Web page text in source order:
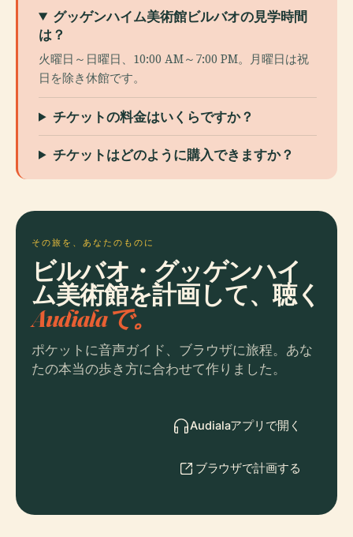
グッゲンハイム美術館ビルバオの見学時間
は？
火曜日～日曜日、10:00 AM～7:00 PM。月曜日は祝
日を除き休館です。
チケットの料金はいくらですか？
チケットはどのように購入できますか？
その旅を、あなたのものに
ビルバオ・グッゲンハイ
ム美術館を計画して、聴く
Audialaで。
ポケットに音声ガイド、ブラウザに旅程。あな
たの本当の歩き方に合わせて作りました。
Audialaアプリで開く
ブラウザで計画する